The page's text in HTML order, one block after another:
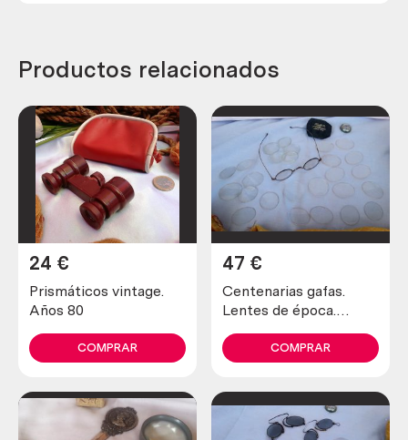
Productos relacionados
Prismáticos vintage.
Años 80
24 €
COMPRAR
Centenarias gafas.
Lentes de época.
47 €
COMPRAR